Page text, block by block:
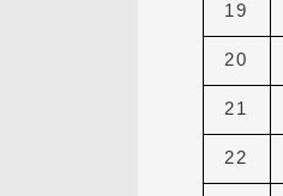
19
20
21
22